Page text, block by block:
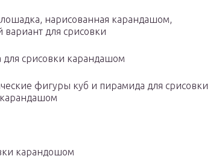
нарисованная карандашом,
вариант для срисовки
для срисовки карандашом
фигуры куб и пирамида для срисовки
карандошом